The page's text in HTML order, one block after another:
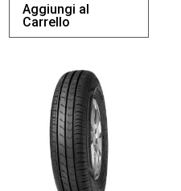
Aggiungi al
Carrello